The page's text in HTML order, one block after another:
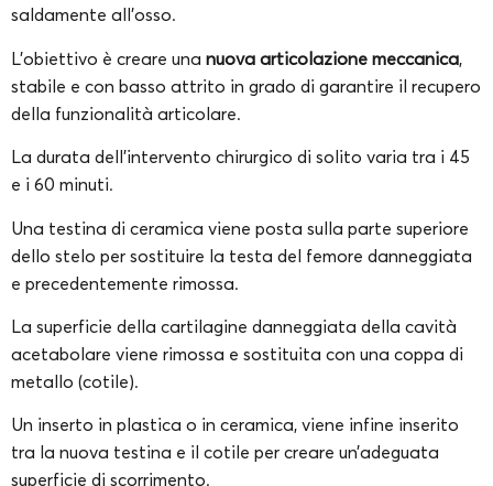
saldamente all’osso.
L’obiettivo è creare una nuova articolazione meccanica,
stabile e con basso attrito in grado di garantire il recupero
della funzionalità articolare.
La durata dell’intervento chirurgico di solito varia tra i 45
e i 60 minuti.
Una testina di ceramica viene posta sulla parte superiore
dello stelo per sostituire la testa del femore danneggiata
e precedentemente rimossa.
La superficie della cartilagine danneggiata della cavità
acetabolare viene rimossa e sostituita con una coppa di
metallo (cotile).
Un inserto in plastica o in ceramica, viene infine inserito
tra la nuova testina e il cotile per creare un’adeguata
superficie di scorrimento.